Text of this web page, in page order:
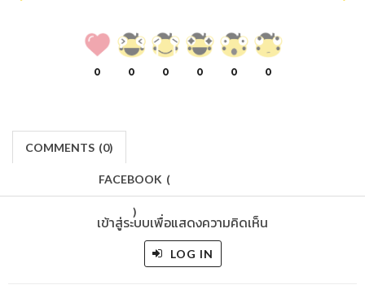
0 0 0 0 0 0
COMMENTS (0)
FACEBOOK (
)
เข้าสู่ระบบเพื่อแสดงความคิดเห็น
LOG IN